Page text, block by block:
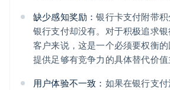
缺少感知奖励：银行卡支付附带积
银行支付却没有。对于积极追求
客户来说，这是一个必须要权衡
提供足够有竞争力的具体替代价值
用户体验不一致： 如果在银行支